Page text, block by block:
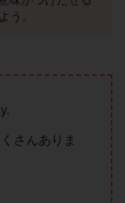
う。
さんありま